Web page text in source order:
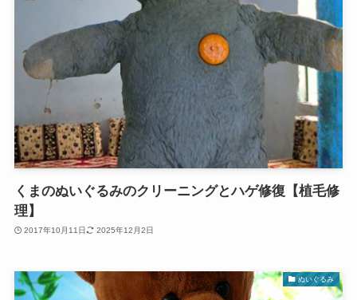
くまのぬいぐるみのクリーニングとハゲ修復【植毛修
理】
2017年10月11日 2025年12月2日
ぬいぐるみ